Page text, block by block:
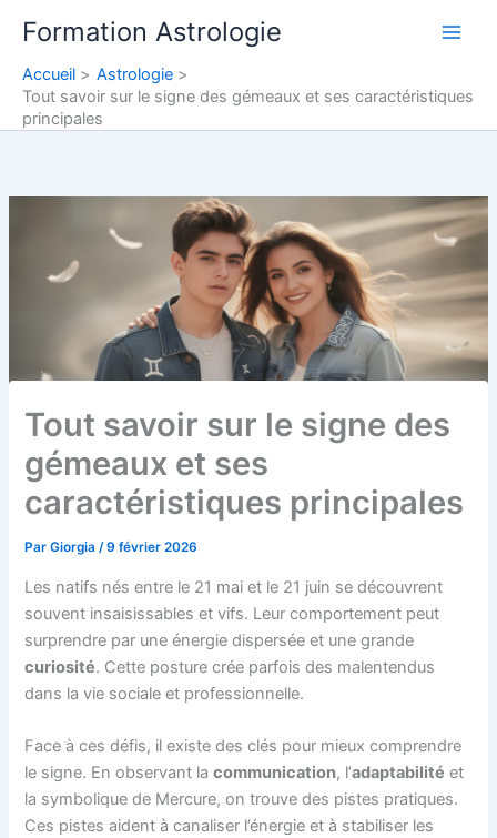
contenu
Formation Astrologie
Accueil
Astrologie
Tout savoir sur le signe des gémeaux et ses caractéristiques
principales
Tout savoir sur le signe des
gémeaux et ses
caractéristiques principales
ParGiorgia/9 février 2026
Les natifs nés entre le 21 mai et le 21 juin se découvrent
souvent insaisissables et vifs. Leur comportement peut
surprendre par une énergie dispersée et une grande
curiosité. Cette posture crée parfois des malentendus
dans la vie sociale et professionnelle.
Face à ces défis, il existe des clés pour mieux comprendre
le signe. En observant lacommunication, l’adaptabilité et
la symbolique de Mercure, on trouve des pistes pratiques.
Ces pistes aident à canaliser l’énergie et à stabiliser les